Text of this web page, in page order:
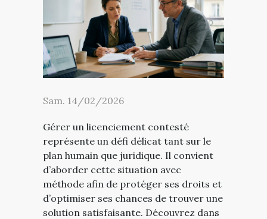
Sam. 14/02/2026
Gérer un licenciement contesté
représente un défi délicat tant sur le
plan humain que juridique. Il convient
d’aborder cette situation avec
méthode afin de protéger ses droits et
d’optimiser ses chances de trouver une
solution satisfaisante. Découvrez dans